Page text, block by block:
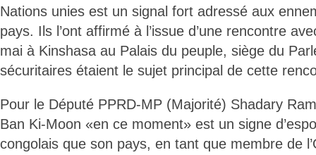
Nations unies est un signal fort adressé aux
pays. Ils l’ont affirmé à l’issue d’une rencontre
mai à Kinshasa au Palais du peuple, siège du
sécuritaires étaient le sujet principal de cette
Pour le Député PPRD-MP (Majorité) Shadary
Ban Ki-Moon «en ce moment» est un signe
congolais que son pays, en tant que membre de